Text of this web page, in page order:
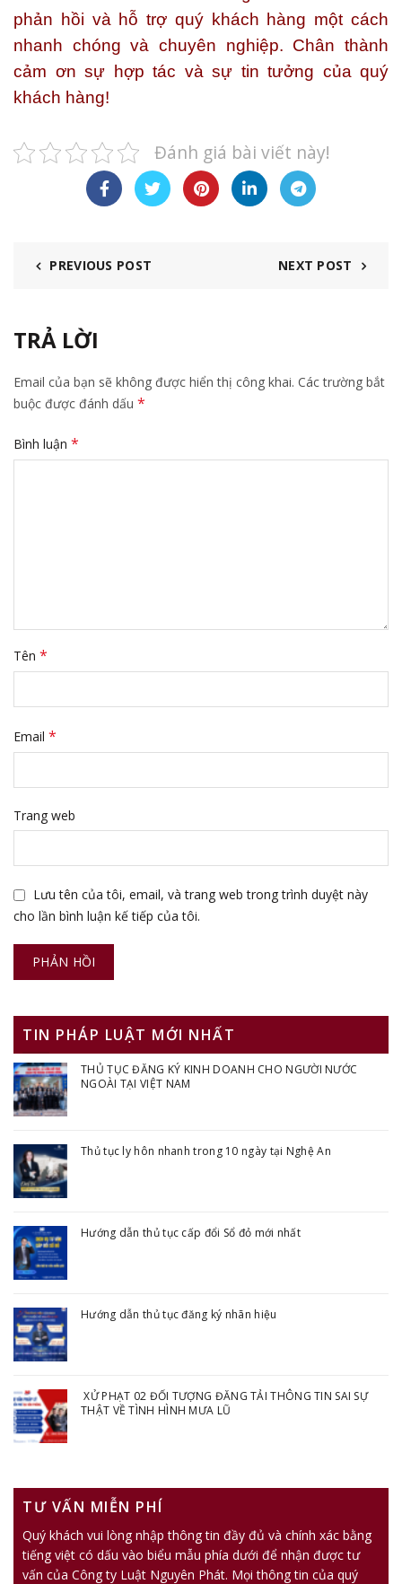
phản hồi và hỗ trợ quý khách hàng một cách
nhanh chóng và chuyên nghiệp. Chân thành
cảm ơn sự hợp tác và sự tin tưởng của quý
khách hàng!
Đánh giá bài viết này!
PREVIOUS POST NEXT POST
TRẢ LỜI
Email của bạn sẽ không được hiển thị công khai. Các trường bắt
buộc được đánh dấu *
Bình luận *
Tên *
Email *
Trang web
Lưu tên của tôi, email, và trang web trong trình duyệt này
cho lần bình luận kế tiếp của tôi.
TIN PHÁP LUẬT MỚI NHẤT
THỦ TỤC ĐĂNG KÝ KINH DOANH CHO NGƯỜI NƯỚC
NGOÀI TẠI VIỆT NAM
Thủ tục ly hôn nhanh trong 10 ngày tại Nghệ An
Hướng dẫn thủ tục cấp đổi Sổ đỏ mới nhất
Hướng dẫn thủ tục đăng ký nhãn hiệu
XỬ PHẠT 02 ĐỐI TƯỢNG ĐĂNG TẢI THÔNG TIN SAI SỰ
THẬT VỀ TÌNH HÌNH MƯA LŨ
TƯ VẤN MIỄN PHÍ
Quý khách vui lòng nhập thông tin đầy đủ và chính xác bằng
tiếng việt có dấu vào biểu mẫu phía dưới để nhận được tư
vấn của Công ty Luật Nguyên Phát. Mọi thông tin của quý